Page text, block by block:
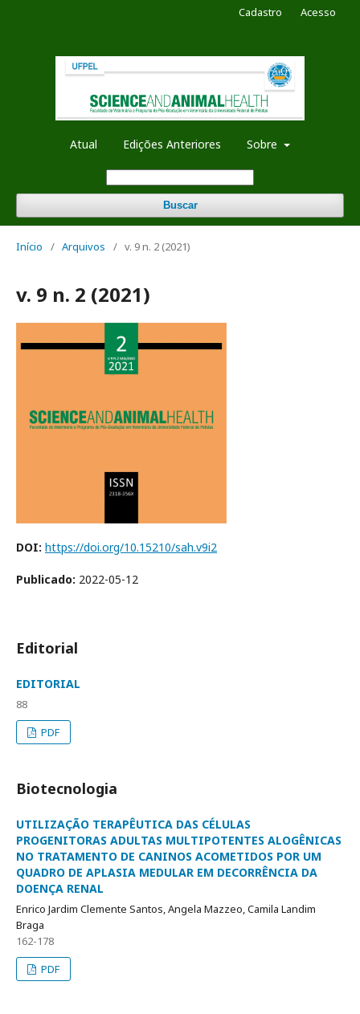
Atual Edições Anteriores Sobre
Buscar
Cadastro Acesso
Início / Arquivos / v. 9 n. 2 (2021)
v. 9 n. 2 (2021)
DOI: https://doi.org/10.15210/sah.v9i2
Publicado: 2022-05-12
Editorial
EDITORIAL
88
PDF
Biotecnologia
UTILIZAÇÃO TERAPÊUTICA DAS CÉLULAS
PROGENITORAS ADULTAS MULTIPOTENTES ALOGÊNICAS
NO TRATAMENTO DE CANINOS ACOMETIDOS POR UM
QUADRO DE APLASIA MEDULAR EM DECORRÊNCIA DA
DOENÇA RENAL
Enrico Jardim Clemente Santos, Angela Mazzeo, Camila Landim
Braga
162-178
PDF